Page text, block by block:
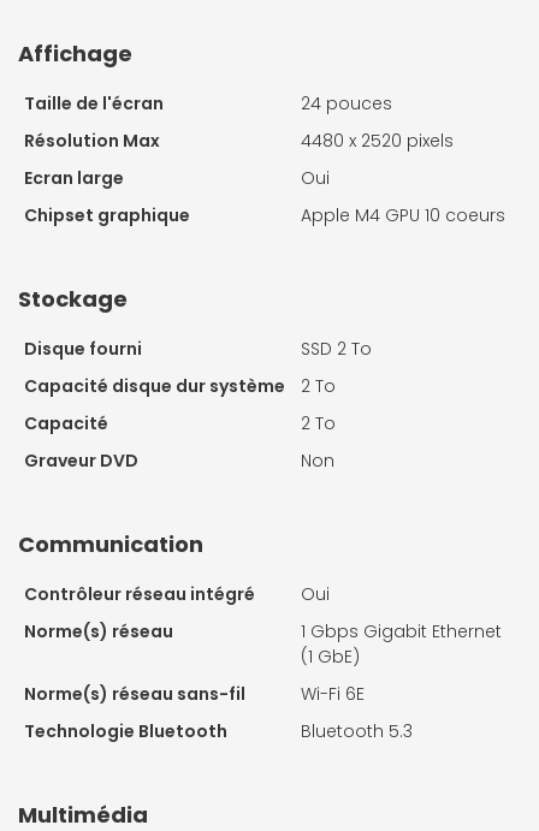
Affichage
Taille de l'écran
24 pouces
Résolution Max
4480 x 2520 pixels
Ecran large
Oui
Chipset graphique
Apple M4 GPU 10 coeurs
Stockage
Disque fourni
SSD 2 To
Capacité disque dur système
2 To
Capacité
2 To
Graveur DVD
Non
Communication
Contrôleur réseau intégré
Oui
Norme(s) réseau
1 Gbps Gigabit Ethernet
(1 GbE)
Norme(s) réseau sans-fil
Wi-Fi 6E
Technologie Bluetooth
Bluetooth 5.3
Multimédia